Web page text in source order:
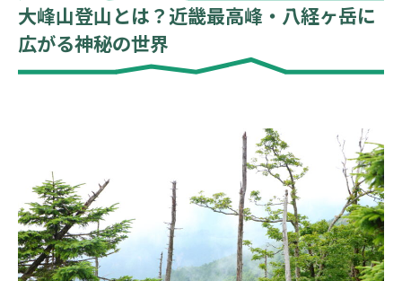
大峰山登山とは？近畿最高峰・八経ヶ岳に
広がる神秘の世界